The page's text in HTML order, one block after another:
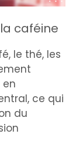
caféine
le thé, les
en
ce qui
du